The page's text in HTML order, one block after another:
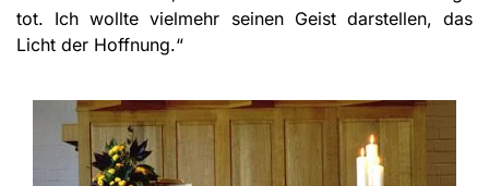
tot. Ich wollte vielmehr seinen Geist darstellen, das
Licht der Hoffnung.“